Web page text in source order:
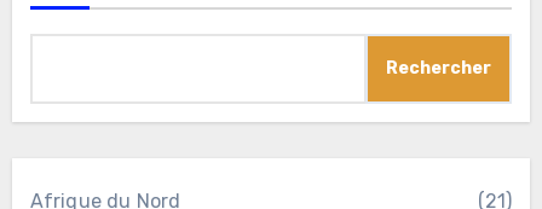
Rechercher
Afrique du Nord (21)